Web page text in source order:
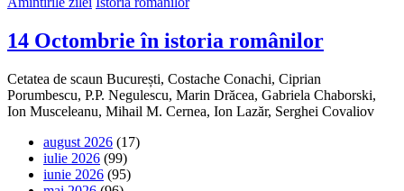
14 Octombrie în istoria românilor
Cetatea de scaun București, Costache Conachi, Ciprian
Porumbescu, P.P. Negulescu, Marin Drăcea, Gabriela Chaborski,
Ion Musceleanu, Mihail M. Cernea, Ion Lazăr, Serghei Covaliov
august 2026 (17)
iulie 2026 (99)
iunie 2026 (95)